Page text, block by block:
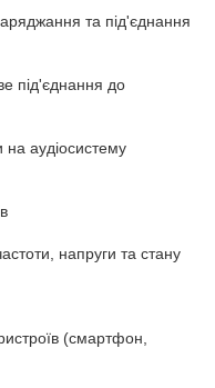
та під'єднання
під'єднання до
аудіосистему
напруги та стану
(смартфон,